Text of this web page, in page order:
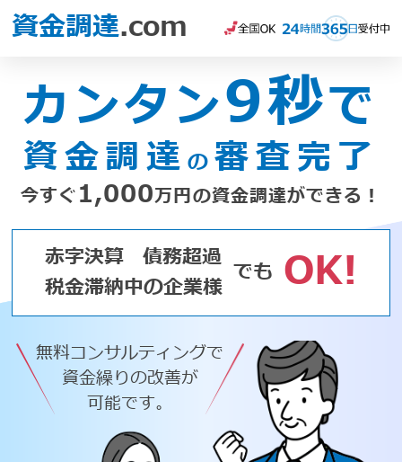
資金調達.com
カンタン9秒で
資金調達 の審査完了
今すぐ1,000万円の資金調達ができる！
赤字決算
債務超過
税金滞納中の企業様 でも OK!
無料コンサルティングで
資金繰りの改善が
可能です。